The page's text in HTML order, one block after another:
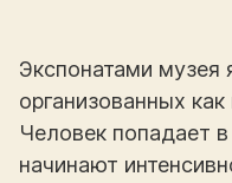
Экспонатами музея
организованных
Человек попадает в
начинают